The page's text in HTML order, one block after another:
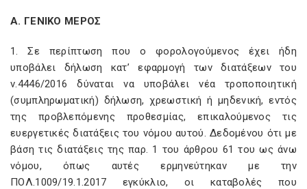
Α. ΓΕΝΙΚΟ ΜΕΡΟΣ
1. Σε περίπτωση που ο φορολογούμενος έχει ήδη
υποβάλει δήλωση κατ’ εφαρμογή των διατάξεων του
ν.4446/2016 δύναται να υποβάλει νέα τροποποιητική
(συμπληρωματική) δήλωση, χρεωστική ή μηδενική, εντός
της προβλεπόμενης προθεσμίας, επικαλούμενος τις
ευεργετικές διατάξεις του νόμου αυτού. Δεδομένου ότι με
βάση τις διατάξεις της παρ. 1 του άρθρου 61 του ως άνω
νόμου, όπως αυτές ερμηνεύτηκαν με την
ΠΟΛ.1009/19.1.2017 εγκύκλιο, οι καταβολές που